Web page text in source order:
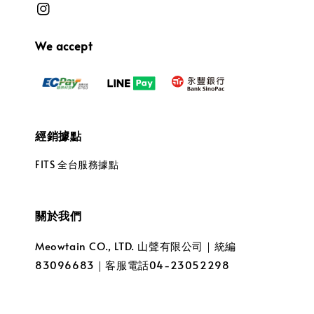
We accept
經銷據點
FITS 全台服務據點
關於我們
Meowtain CO., LTD. 山聲有限公司｜統編
83096683｜客服電話04-23052298